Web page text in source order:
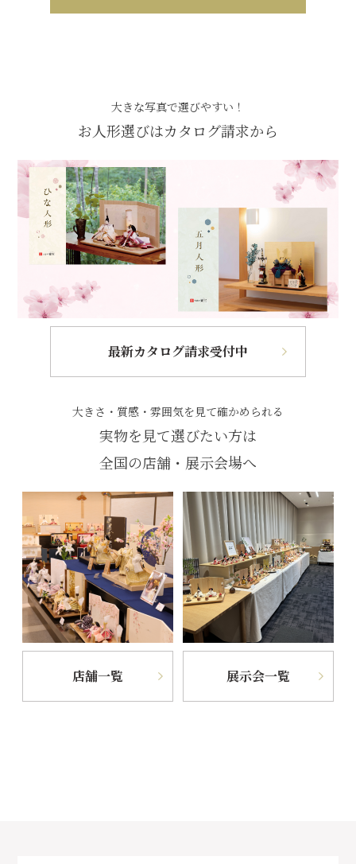
大きな写真で選びやすい！
お人形選びはカタログ請求から
最新カタログ請求受付中
大きさ・質感・雰囲気を見て確かめられる
実物を見て選びたい方は
全国の店舗・展示会場へ
店舗一覧 展示会一覧